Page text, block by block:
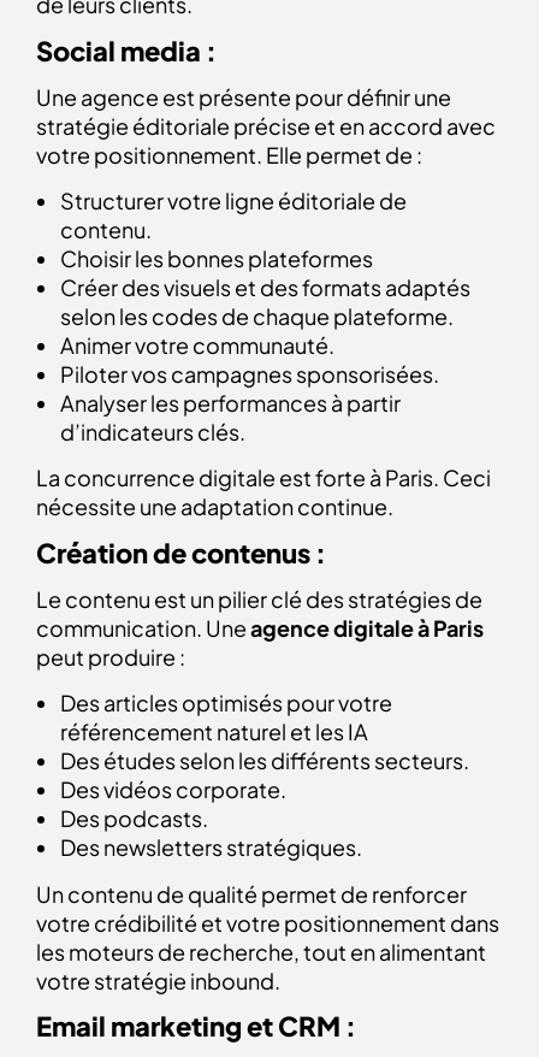
Social media :
Une agence est présente pour définir une
stratégie éditoriale précise et en accord avec
votre positionnement. Elle permet de :
Structurer votre ligne éditoriale de
contenu.
Choisir les bonnes plateformes
Créer des visuels et des formats adaptés
selon les codes de chaque plateforme.
Animer votre communauté.
Piloter vos campagnes sponsorisées.
Analyser les performances à partir
d’indicateurs clés.
La concurrence digitale est forte à Paris. Ceci
nécessite une adaptation continue.
Création de contenus :
Le contenu est un pilier clé des stratégies de
communication. Uneagence digitale à Paris
peut produire :
Des articles optimisés pour votre
référencement naturel et les IA
Des études selon les différents secteurs.
Des vidéos corporate.
Des podcasts.
Des newsletters stratégiques.
Un contenu de qualité permet de renforcer
votre crédibilité et votre positionnement dans
les moteurs de recherche, tout en alimentant
votre stratégie inbound.
Email marketing et CRM :